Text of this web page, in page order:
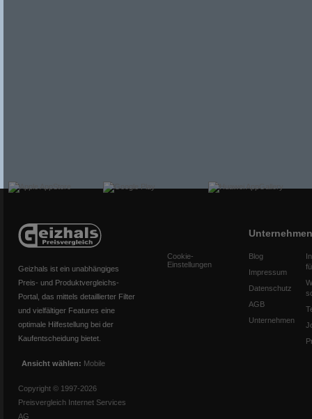
Geizhals ist ein unabhängiges
Preis- und Produktvergleichs-
Portal, das mittels detaillierter Filter
und vielfältiger Features eine
optimale Hilfestellung bei der
Kaufentscheidung bietet.
Ansicht wählen: Mobile
Copyright © 1997-2026
Preisvergleich Internet Services
AG
Cookie-
Einstellungen
Unternehmen
Blog
Impressum
Datenschutz
AGB
Unternehmen